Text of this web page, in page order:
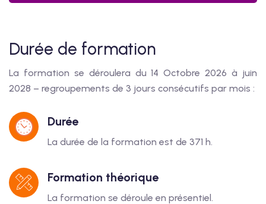
Durée de formation
La formation se déroulera du 14 Octobre 2026 à juin
2028 – regroupements de 3 jours consécutifs par mois :
Durée
La durée de la formation est de 371 h.
Formation théorique
La formation se déroule en présentiel.